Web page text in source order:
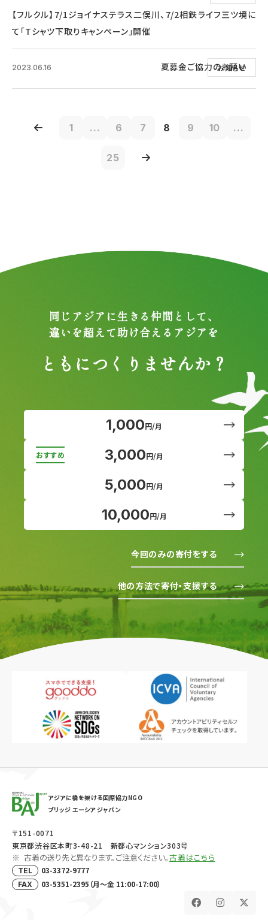
【フルクル】7/1ジョイナステラス二俣川、7/2相鉄ライフ三ツ境に
て「Tシャツ下取りキャンペーン」開催
お知らせ
2023.06.16 夏募金ご協力のお願い
1 ... 6 7 8 9 10 ...
25
同じアジアに生きる仲間として、
違いを超えて助け合えるアジアを
ともにつくりませんか？
1,000円/月
3,000円/月
5,000円/月
10,000円/月
今回のみの寄付をする
他の方法で寄付・支援する
アジアに橋を架ける国際協力NGO
ブリッジ エーシア ジャパン
〒151-0071
東京都渋谷区本町3-48-21 新都心マンション303号
古着の送り先と異なります。ご注意ください。古着はこちら
TEL 03-3372-9777
FAX 03-5351-2395（月～金 11:00-17:00）